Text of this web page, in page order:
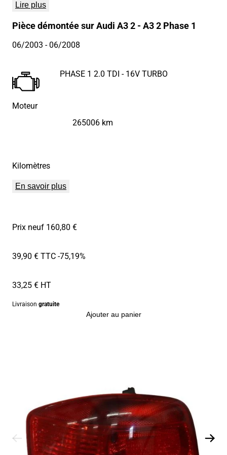
Lire plus
Pièce démontée sur Audi A3 2 - A3 2 Phase 1
06/2003 - 06/2008
Moteur
PHASE 1 2.0 TDI - 16V TURBO
Kilomètres
265006 km
En savoir plus
Prix neuf 160,80 €
39,90 € TTC-75,19%
33,25 € HT
Livraison gratuite
Ajouter au panier